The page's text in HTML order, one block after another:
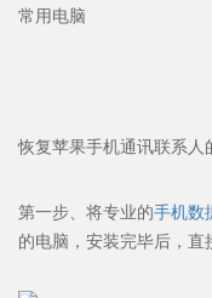
常用电脑
恢复苹果手机通讯联系人
第一步、将专业的手机数
的电脑，安装完毕后，直